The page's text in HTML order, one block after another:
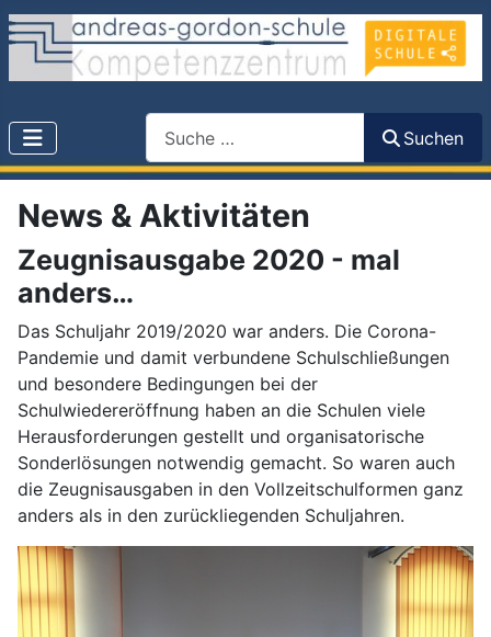
Suchen
News & Aktivitäten
Zeugnisausgabe 2020 - mal
anders…
Das Schuljahr 2019/2020 war anders. Die Corona-
Pandemie und damit verbundene Schulschließungen
und besondere Bedingungen bei der
Schulwiedereröffnung haben an die Schulen viele
Herausforderungen gestellt und organisatorische
Sonderlösungen notwendig gemacht. So waren auch
die Zeugnisausgaben in den Vollzeitschulformen ganz
anders als in den zurückliegenden Schuljahren.